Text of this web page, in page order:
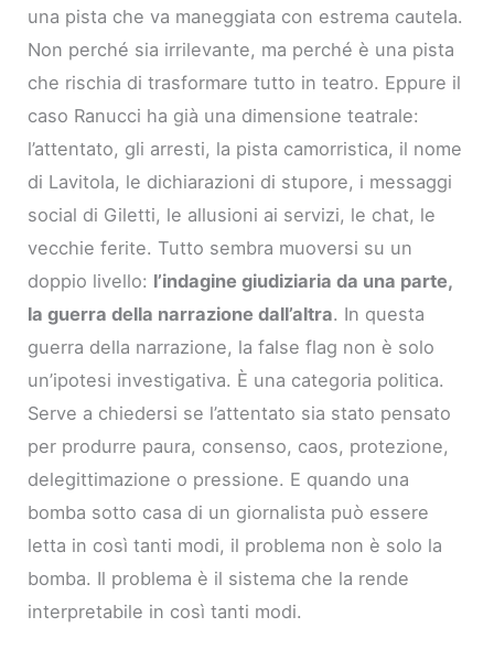
una pista che va maneggiata con estrema cautela.
Non perché sia irrilevante, ma perché è una pista
che rischia di trasformare tutto in teatro. Eppure il
caso Ranucci ha già una dimensione teatrale:
l’attentato, gli arresti, la pista camorristica, il nome
di Lavitola, le dichiarazioni di stupore, i messaggi
social di Giletti, le allusioni ai servizi, le chat, le
vecchie ferite. Tutto sembra muoversi su un
doppio livello: l’indagine giudiziaria da una parte,
la guerra della narrazione dall’altra. In questa
guerra della narrazione, la false flag non è solo
un’ipotesi investigativa. È una categoria politica.
Serve a chiedersi se l’attentato sia stato pensato
per produrre paura, consenso, caos, protezione,
delegittimazione o pressione. E quando una
bomba sotto casa di un giornalista può essere
letta in così tanti modi, il problema non è solo la
bomba. Il problema è il sistema che la rende
interpretabile in così tanti modi.